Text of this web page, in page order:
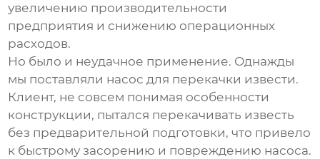
увеличению производительности
предприятия и снижению операционных
расходов.
Но было и неудачное применение. Однажды
мы поставляли насос для перекачки извести.
Клиент, не совсем понимая особенности
конструкции, пытался перекачивать известь
без предварительной подготовки, что привело
к быстрому засорению и повреждению насоса.